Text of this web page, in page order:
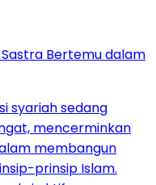
Sastra Bertemu dalam